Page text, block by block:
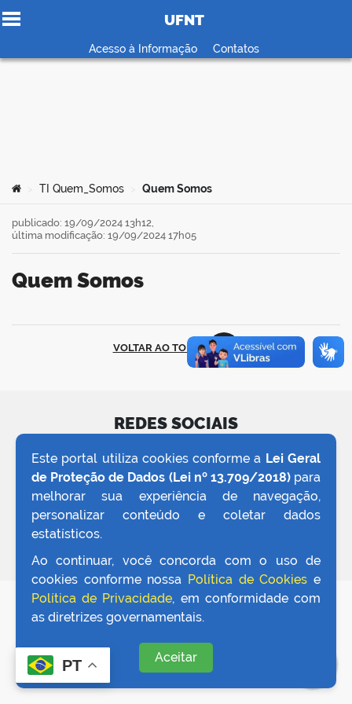
Ir para o conteúdo
UFNT
Acesso à Informação Contatos
Você está aqui:
TI Quem_Somos Quem Somos
Quem Somos
publicado: 19/09/2024 13h12,
última modificação: 19/09/2024 17h05
VOLTAR AO TOPO
Este portal utiliza cookies conforme a Lei Geral
de Proteção de Dados (Lei nº 13.709/2018)para
melhorar sua experiência de navegação,
personalizar conteúdo e coletar dados
estatísticos.
Ao continuar, você concorda com o uso de
cookies conforme nossa Política de Cookies e
Política de Privacidade, em conformidade com
as diretrizes governamentais.
Aceitar
REDES SOCIAIS
PT